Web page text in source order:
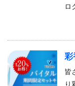
ロ
彩
皆
り